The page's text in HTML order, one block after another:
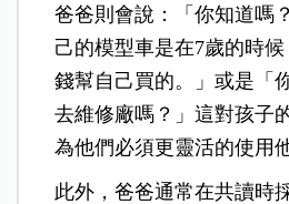
爸爸則會說：「你知道嗎
己的模型車是在7歲的時
錢幫自己買的。」或是「
去維修廠嗎？」這對孩子
為他們必須更靈活的使用
此外，爸爸通常在共讀時